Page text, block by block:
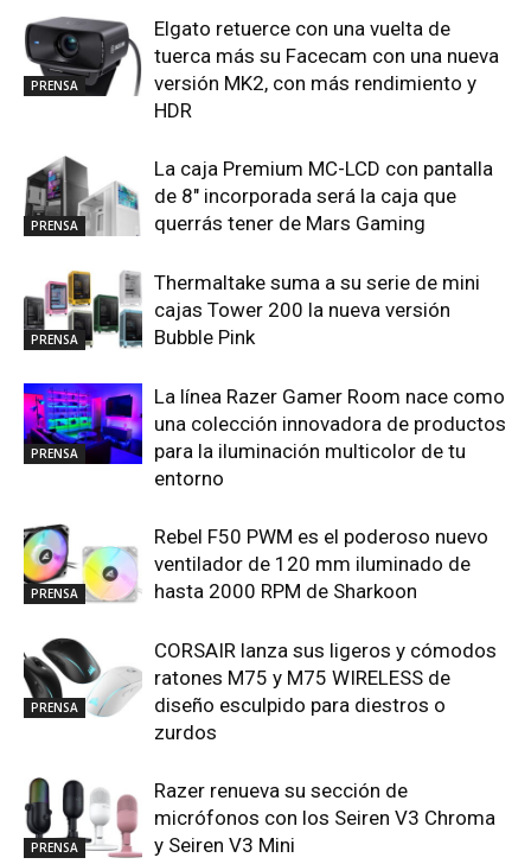
PRENSA
Elgato retuerce con una vuelta de
tuerca más su Facecam con una nueva
versión MK2, con más rendimiento y
HDR
PRENSA
La caja Premium MC-LCD con pantalla
de 8″ incorporada será la caja que
querrás tener de Mars Gaming
PRENSA
Thermaltake suma a su serie de mini
cajas Tower 200 la nueva versión
Bubble Pink
PRENSA
La línea Razer Gamer Room nace como
una colección innovadora de productos
para la iluminación multicolor de tu
entorno
PRENSA
Rebel F50 PWM es el poderoso nuevo
ventilador de 120 mm iluminado de
hasta 2000 RPM de Sharkoon
PRENSA
CORSAIR lanza sus ligeros y cómodos
ratones M75 y M75 WIRELESS de
diseño esculpido para diestros o
zurdos
PRENSA
Razer renueva su sección de
micrófonos con los Seiren V3 Chroma
y Seiren V3 Mini